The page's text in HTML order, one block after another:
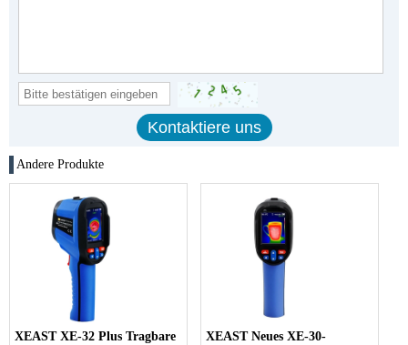
Andere Produkte
XEAST XE-32 Plus Tragbare
XEAST Neues XE-30-